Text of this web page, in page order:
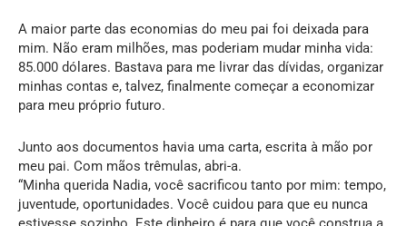
A maior parte das economias do meu pai foi deixada para
mim. Não eram milhões, mas poderiam mudar minha vida:
85.000 dólares. Bastava para me livrar das dívidas, organizar
minhas contas e, talvez, finalmente começar a economizar
para meu próprio futuro.
Junto aos documentos havia uma carta, escrita à mão por
meu pai. Com mãos trêmulas, abri-a.
“Minha querida Nadia, você sacrificou tanto por mim: tempo,
juventude, oportunidades. Você cuidou para que eu nunca